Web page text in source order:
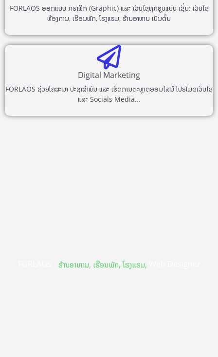
FORLAOS ອອກແບບ ກຣາຟິກ (Graphic) ແລະ ເວັບໄຊທຸກຮູບແບບ ເຊັ່ນ: ເວັບໄຊ
ຫ້ອງການ, ເຮືອນພັກ, ໂຮງແຮມ, ຮ້ານອາຫານ ເປັນຕົ້ນ
Digital Marketing
FORLAOS ຊ່ວຍໂຄສະນາ ປະຊາສຳພັນ ແລະ ເຮັດການຕະຫຼາດອອນໄລນ໌ ໂປຣໂມດເວັບໄຊ
ແລະ Socials Media...
ຮ້ານອາຫານ, ເຮືອນພັກ, ໂຮງແຮມ,